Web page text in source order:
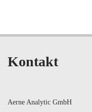
Kontakt
Aerne Analytic GmbH